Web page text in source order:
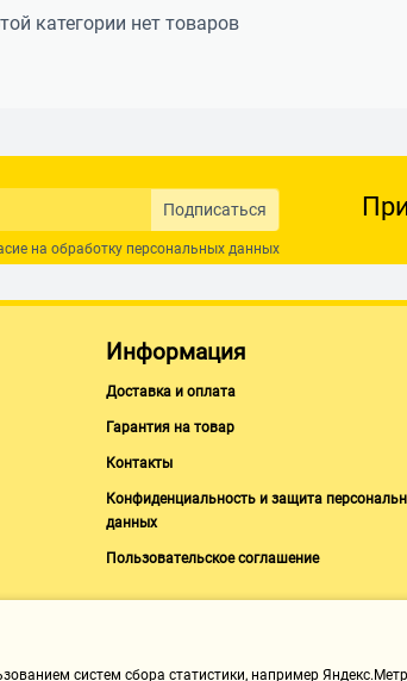
категории нет товаров
Подписаться
на обработку персональных данных
Информация
Доставка и оплата
Гарантия на товар
Контакты
Конфиденциальность и защита
данных
Пользовательское соглашение
систем сбора статистики, например